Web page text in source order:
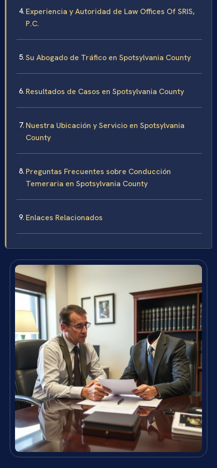
Experiencia y Autoridad de Law Offices Of SRIS,
P.C.
Su Abogado de Tráfico en Spotsylvania County
Resultados de Casos en Spotsylvania County
Nuestra Ubicación y Servicio en Spotsylvania
County
Preguntas Frecuentes sobre Conducción
Temeraria en Spotsylvania County
Enlaces Relacionados